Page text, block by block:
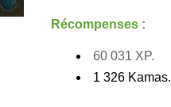
Récompenses :
60 031 XP.
1 326 Kamas.